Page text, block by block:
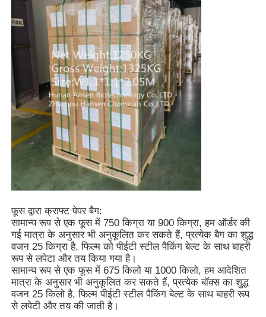
फूस द्वारा क्राफ्ट पेपर बैग:
सामान्य रूप से एक फूस में 750 किग्रा या 900 किग्रा, हम ऑर्डर की
गई मात्रा के अनुसार भी अनुकूलित कर सकते हैं, प्रत्येक बैग का शुद्ध
वजन 25 किग्रा है, फिल्म को पीईटी स्टील पैकिंग बेल्ट के साथ बाहरी
रूप से लपेटा और तय किया गया है।
सामान्य रूप से एक फूस में 675 किलो या 1000 किलो, हम आदेशित
मात्रा के अनुसार भी अनुकूलित कर सकते हैं, प्रत्येक बॉक्स का शुद्ध
वजन 25 किलो है, फिल्म पीईटी स्टील पैकिंग बेल्ट के साथ बाहरी रूप
से लपेटी और तय की जाती है।